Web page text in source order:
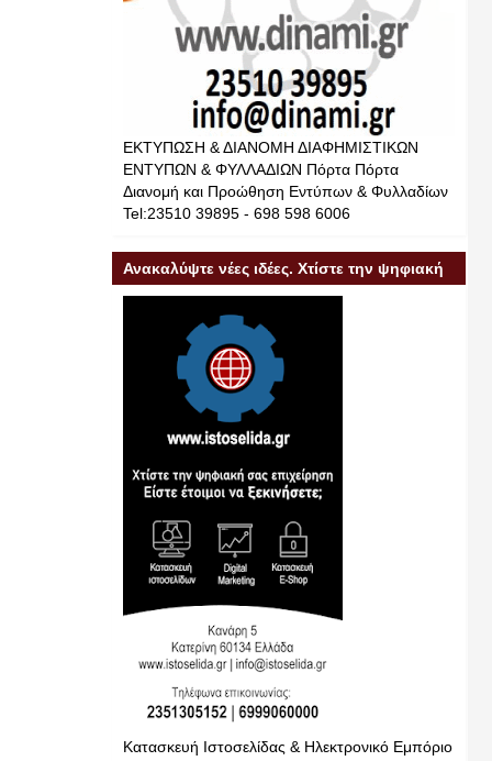
ΕΚΤΥΠΩΣΗ & ΔΙΑΝΟΜΗ ΔΙΑΦΗΜΙΣΤΙΚΩΝ
ΕΝΤΥΠΩΝ & ΦΥΛΛΑΔΙΩΝ Πόρτα Πόρτα
Διανομή και Προώθηση Εντύπων & Φυλλαδίων
Tel:23510 39895 - 698 598 6006
Ανακαλύψτε νέες ιδέες. Χτίστε την ψηφιακή
σας επιχείρηση
Κατασκευή Ιστοσελίδας & Ηλεκτρονικό Εμπόριο